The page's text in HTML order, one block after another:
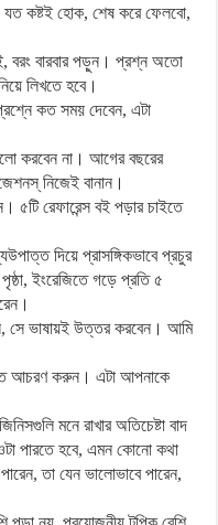
যত কষ্টই হোক, শেষ করে ফেলবো,
বরং বারবার পড়ুন। প্রশ্ন অতো
লিখতে হবে।
কত সময় দেবেন, এটা
করবেন না। আগের বছরের
নিজেই বানান।
৫টি রেফারেন্স বই পড়ার চাইতে
দিয়ে প্রাসঙ্গিকভাবে প্রচুর
ইংরেজিতে গড়ে প্রতি ৫
সে ভাষায়ই উত্তর করবেন। আমি
আচরণ করুন। এটা আপনাকে
মনে রাখার অতিচেষ্টা বাদ
পারতে হবে, এমন কোনো কথা
তা যেন ভালোভাবে পারেন,